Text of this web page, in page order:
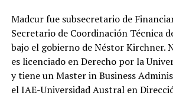
Madcur fue subsecretario de
Secretario de Coordinación Técnica
bajo el gobierno de Néstor Kirchner.
es licenciado en Derecho por la
y tiene un Master in Business
el IAE-Universidad Austral en